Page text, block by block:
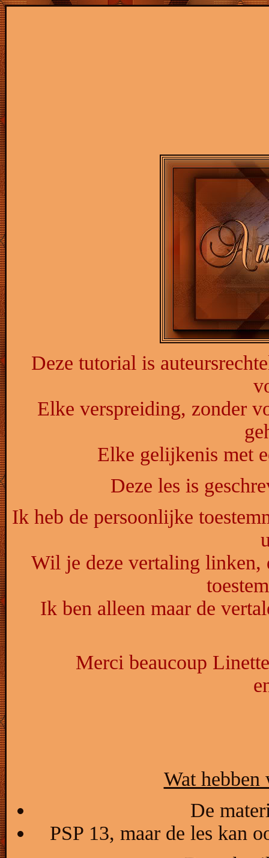
Deze tutorial is
Elke verspreiding, zonder
Elke gelijkenis met
Deze les is
Ik heb de persoonlijke
Wil je deze vertaling linken,
Ik ben alleen maar de
Merci beaucoup
Wat hebben
De
PSP 13, maar de les kan